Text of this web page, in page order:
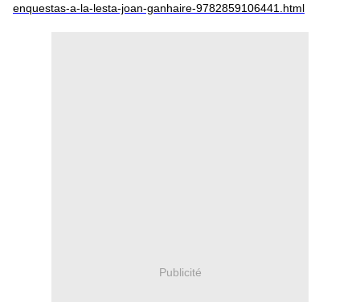
enquestas-a-la-lesta-joan-ganhaire-9782859106441.html
Publicité